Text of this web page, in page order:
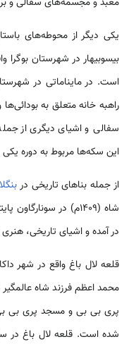
معبد و مجسمه‌های سفالی و
یکی دیگر از محوطه‌های
بیسوبیهار در شهرستان
است. در مایناماتی در
راهبه خانه متعلق به
سفالی و اشیای دیگری از
این سکه‌ها مربوط به دوره
از جمله بناهای تاریخی در
شاه (1409م) در
در آمده و اشیای تاریخی،
قلعه لال باغ واقع در شهر
محمد اعظم فرزند شاه
پری بی بی و مسجد پری بی